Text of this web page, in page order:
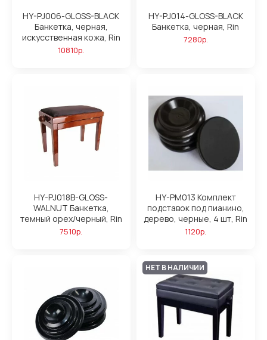
HY-PJ006-GLOSS-BLACK
Банкетка, черная,
искусственная кожа, Rin
10810р.
HY-PJ014-GLOSS-BLACK
Банкетка, черная, Rin
7280р.
HY-PJ018B-GLOSS-
WALNUT Банкетка,
темный орех/черный, Rin
7510р.
HY-PM013 Комплект
подставок под пианино,
дерево, черные, 4 шт, Rin
1120р.
НЕТ В НАЛИЧИИ